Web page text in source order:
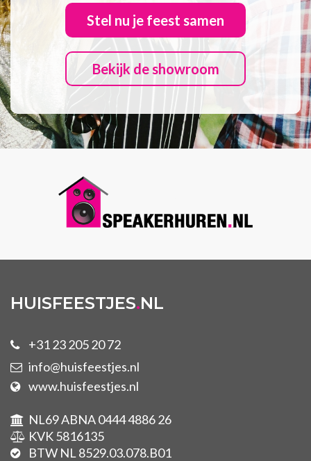
Stel nu je feest samen
Bekijk de showroom
HUISFEESTJES.NL
+31 23 205 20 72
info@huisfeestjes.nl
www.huisfeestjes.nl
NL69 ABNA 0444 4886 26
KVK 5816135
BTW NL 8529.03.078.B01